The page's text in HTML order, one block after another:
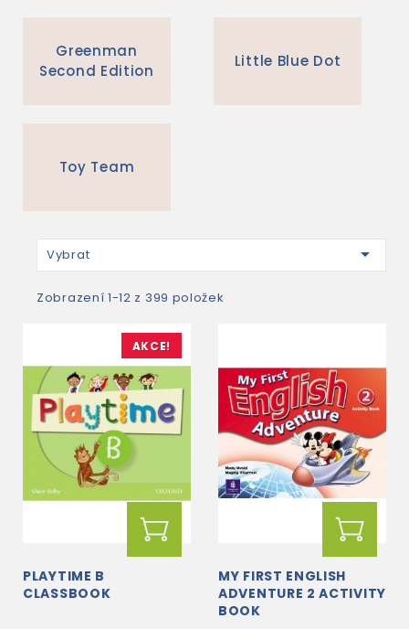
Greenman
Second Edition
Little Blue Dot
Toy Team
Vybrat 
Zobrazení 1-12 z 399 položek
AKCE!
PLAYTIME B
CLASSBOOK
MY FIRST ENGLISH
ADVENTURE 2 ACTIVITY
BOOK